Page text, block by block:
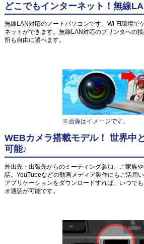
どこでもインターネット！無線
無線LAN対応のノートパソコンです。Wi-Fi環境で
ネットができます。無線LAN対応のプリンタへの
所も自由に選べます。
※画像はイメージです。
WEBカメラ搭載モデル！ 世界中
可能♪
外出先・出張先からのミーティング参加。ご家族
話。YouTubeなどの動画メディア製作にもご活用
アプリケーションをダウンロードすれば、いつで
オ通話が可能です。